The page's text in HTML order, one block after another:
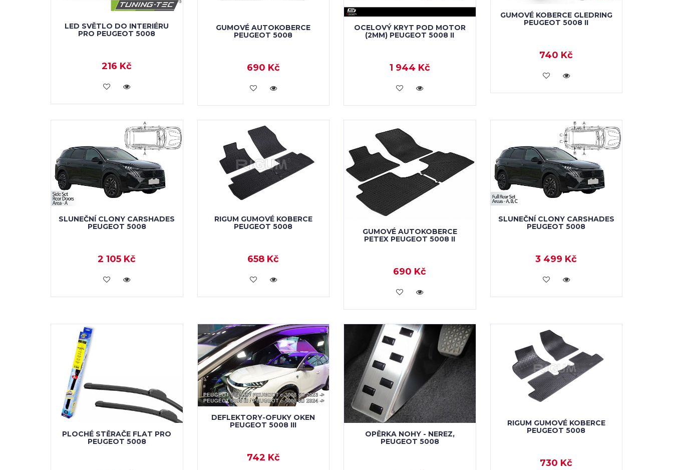
LED SVĚTLO DO INTERIÉRU
PRO PEUGEOT 5008
216 Kč
KOUPIT
GUMOVÉ AUTOKOBERCE
PEUGEOT 5008
690 Kč
KOUPIT
OCELOVÝ KRYT POD MOTOR
(2MM) PEUGEOT 5008 II
1 944 Kč
KOUPIT
GUMOVÉ KOBERCE GLEDRING
PEUGEOT 5008 II
740 Kč
KOUPIT
SLUNEČNÍ CLONY CARSHADES
PEUGEOT 5008
2 105 Kč
KOUPIT
RIGUM GUMOVÉ KOBERCE
PEUGEOT 5008
658 Kč
KOUPIT
GUMOVÉ AUTOKOBERCE
PETEX PEUGEOT 5008 II
690 Kč
KOUPIT
SLUNEČNÍ CLONY CARSHADES
PEUGEOT 5008
3 499 Kč
KOUPIT
PLOCHÉ STĚRAČE FLAT PRO
PEUGEOT 5008
DEFLEKTORY-OFUKY OKEN
PEUGEOT 5008 III
742 Kč
OPĚRKA NOHY - NEREZ,
PEUGEOT 5008
RIGUM GUMOVÉ KOBERCE
PEUGEOT 5008
730 Kč